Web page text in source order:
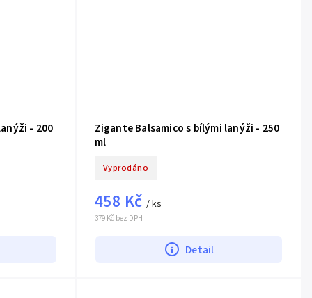
- 200
Zigante Balsamico s bílými lanýži - 250
ml
Vyprodáno
379 Kč bez DPH
458 Kč/ ks
Detail